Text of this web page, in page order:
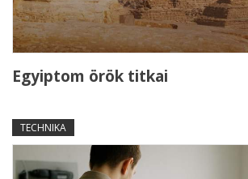
Egyiptom örök titkai
TECHNIKA